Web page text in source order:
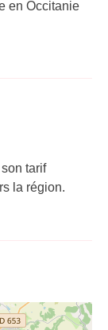
en Occitanie
tarif
la région.